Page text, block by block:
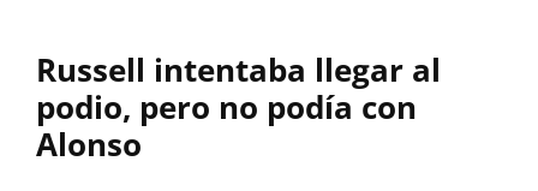
Russell intentaba llegar al
podio, pero no podía con
Alonso